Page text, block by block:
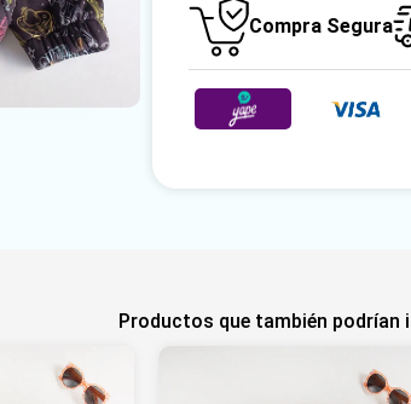
Compra Segura
Productos que también podrían